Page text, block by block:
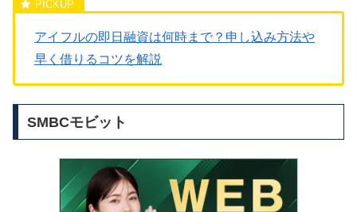
アイフルの即日融資は何時まで？申し込み方法や
早く借りるコツを解説
SMBCモビット